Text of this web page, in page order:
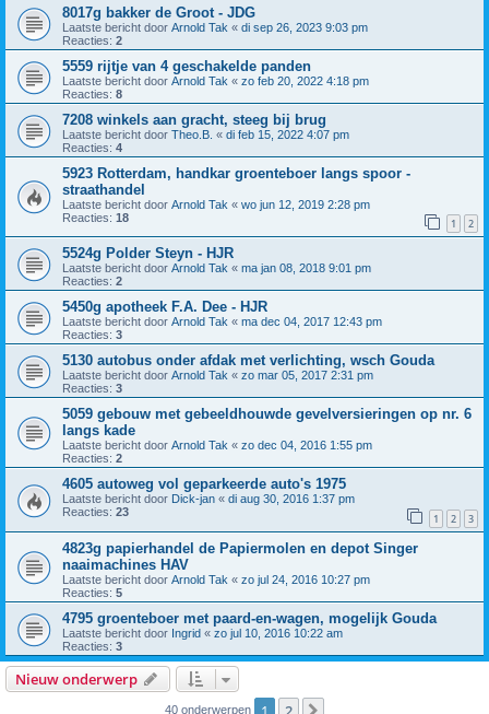
8017g bakker de Groot - JDG
Laatste bericht door Arnold Tak « di sep 26, 2023 9:03 pm
Reacties: 2
5559 rijtje van 4 geschakelde panden
Laatste bericht door Arnold Tak « zo feb 20, 2022 4:18 pm
Reacties: 8
7208 winkels aan gracht, steeg bij brug
Laatste bericht door Theo.B. « di feb 15, 2022 4:07 pm
Reacties: 4
5923 Rotterdam, handkar groenteboer langs spoor -
straathandel
Laatste bericht door Arnold Tak « wo jun 12, 2019 2:28 pm
Reacties: 18 1 2
5524g Polder Steyn - HJR
Laatste bericht door Arnold Tak « ma jan 08, 2018 9:01 pm
Reacties: 2
5450g apotheek F.A. Dee - HJR
Laatste bericht door Arnold Tak « ma dec 04, 2017 12:43 pm
Reacties: 3
5130 autobus onder afdak met verlichting, wsch Gouda
Laatste bericht door Arnold Tak « zo mar 05, 2017 2:31 pm
Reacties: 3
5059 gebouw met gebeeldhouwde gevelversieringen op nr. 6
langs kade
Laatste bericht door Arnold Tak « zo dec 04, 2016 1:55 pm
Reacties: 2
4605 autoweg vol geparkeerde auto's 1975
Laatste bericht door Dick-jan « di aug 30, 2016 1:37 pm
Reacties: 23 1 2 3
4823g papierhandel de Papiermolen en depot Singer
naaimachines HAV
Laatste bericht door Arnold Tak « zo jul 24, 2016 10:27 pm
Reacties: 5
4795 groenteboer met paard-en-wagen, mogelijk Gouda
Laatste bericht door Ingrid « zo jul 10, 2016 10:22 am
Reacties: 3
Nieuw onderwerp
40 onderwerpen